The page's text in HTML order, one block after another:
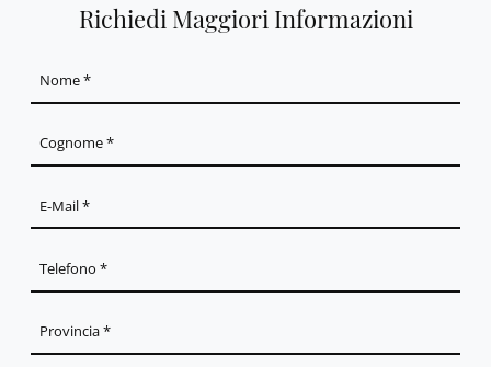
Richiedi Maggiori Informazioni